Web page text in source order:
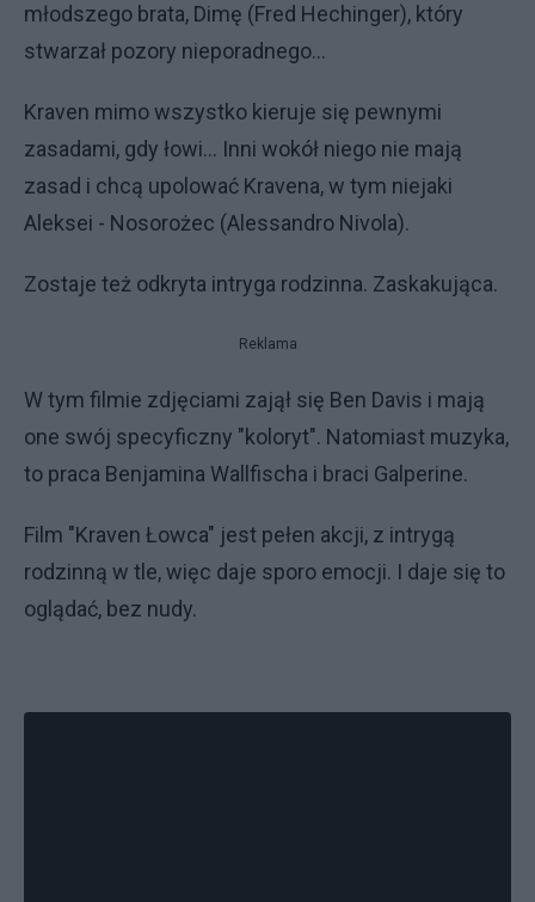
młodszego brata, Dimę (Fred Hechinger), który
stwarzał pozory nieporadnego...
Kraven mimo wszystko kieruje się pewnymi
zasadami, gdy łowi... Inni wokół niego nie mają
zasad i chcą upolować Kravena, w tym niejaki
Aleksei - Nosorożec (Alessandro Nivola).
Zostaje też odkryta intryga rodzinna. Zaskakująca.
Reklama
W tym filmie zdjęciami zajął się Ben Davis i mają
one swój specyficzny "koloryt". Natomiast muzyka,
to praca Benjamina Wallfischa i braci Galperine.
Film "Kraven Łowca" jest pełen akcji, z intrygą
rodzinną w tle, więc daje sporo emocji. I daje się to
oglądać, bez nudy.